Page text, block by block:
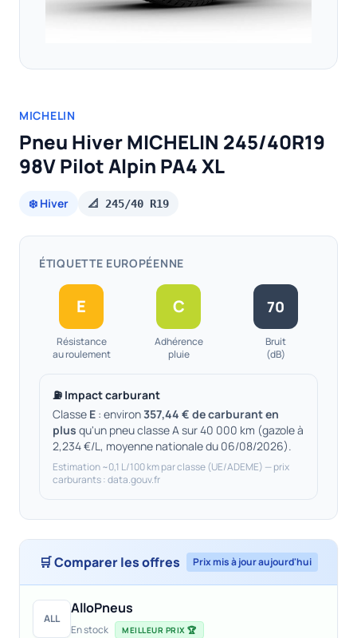
MICHELIN
Pneu Hiver MICHELIN 245/40R19
98V Pilot Alpin PA4 XL
❄️ Hiver 📐 245/40 R19
ÉTIQUETTE EUROPÉENNE
E
Résistance
au roulement
C
Adhérence
pluie
70
Bruit
(dB)
⛽ Impact carburant
Classe E : environ357,44 € de carburant en
plus qu'un pneu classe A sur 40 000 km (gazole à
2,234 €/L, moyenne nationale du 06/08/2026).
Estimation ~0,1 L/100 km par classe (UE/ADEME) — prix
carburants : data.gouv.fr
🛒 Comparer les offres Prix mis à jour aujourd'hui
ALL
AlloPneus
En stock MEILLEUR PRIX 🏆